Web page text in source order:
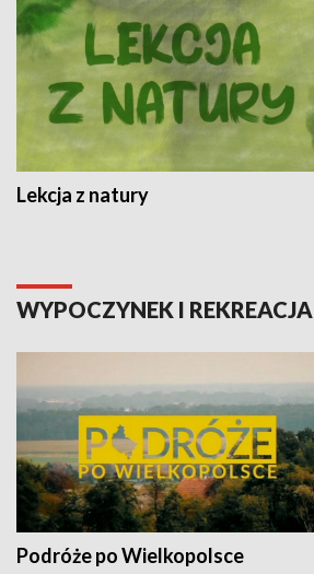
Lekcja z natury
WYPOCZYNEK I REKREACJA
Podróże po Wielkopolsce